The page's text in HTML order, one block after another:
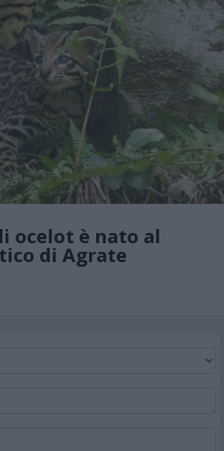
ocelot è nato al
di Agrate